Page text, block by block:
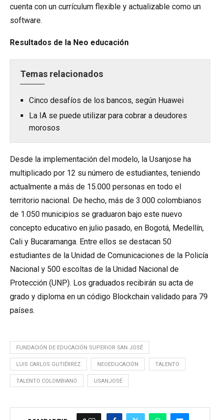
cuenta con un currículum flexible y actualizable como un
software.
Resultados de la Neo educación
Temas relacionados
Cinco desafíos de los bancos, según Huawei
La IA se puede utilizar para cobrar a deudores
morosos
Desde la implementación del modelo, la Usanjose ha
multiplicado por 12 su número de estudiantes, teniendo
actualmente a más de 15.000 personas en todo el
territorio nacional. De hecho, más de 3.000 colombianos
de 1.050 municipios se graduaron bajo este nuevo
concepto educativo en julio pasado, en Bogotá, Medellín,
Cali y Bucaramanga. Entre ellos se destacan 50
estudiantes de la Unidad de Comunicaciones de la Policía
Nacional y 500 escoltas de la Unidad Nacional de
Protección (UNP). Los graduados recibirán su acta de
grado y diploma en un código Blockchain validado para 79
países.
FUNDACIÓN DE EDUCACIÓN SUPERIOR SAN JOSÉ
LUIS CARLOS GUTIÉRREZ NEOEDUCACIÓN TALENTO
TALENTO COLOMBIANO USANJOSÉ